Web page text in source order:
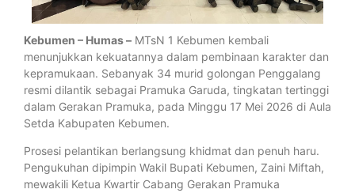
Kebumen – Humas – MTsN 1 Kebumen kembali
menunjukkan kekuatannya dalam pembinaan karakter dan
kepramukaan. Sebanyak 34 murid golongan Penggalang
resmi dilantik sebagai Pramuka Garuda, tingkatan tertinggi
dalam Gerakan Pramuka, pada Minggu 17 Mei 2026 di Aula
Setda Kabupaten Kebumen.
Prosesi pelantikan berlangsung khidmat dan penuh haru.
Pengukuhan dipimpin Wakil Bupati Kebumen, Zaini Miftah,
mewakili Ketua Kwartir Cabang Gerakan Pramuka